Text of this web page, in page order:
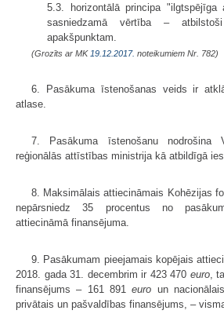
5.3. horizontālā principa
sasniedzamā vērtība –
apakšpunktam.
(Grozīts ar MK 19.12.2017. noteikumiem Nr. 782)
6. Pasākuma īstenošanas veids ir
atlase.
7. Pasākuma īstenošanu nodrošina
reģionālās attīstības ministrija kā atbildīgā
8. Maksimālais attiecināmais Kohēzijas
nepārsniedz 35 procentus no
attiecināmā finansējuma.
9. Pasākumam pieejamais kopējais
2018. gada 31. decembrim ir 423 470 euro,
finansējums – 161 891euro un
privātais un pašvaldības finansējums, –